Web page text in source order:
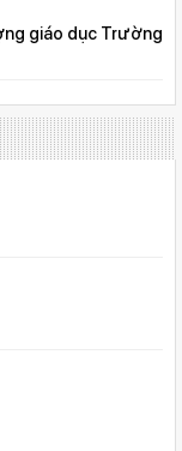
giáo dục Trường
giáo dục Trường
giáo dục Trường